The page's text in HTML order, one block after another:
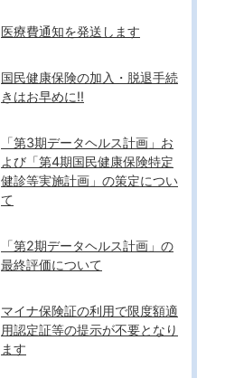
医療費通知を発送します
国民健康保険の加入・脱退手続
きはお早めに!!
「第3期データヘルス計画」お
よび「第4期国民健康保険特定
健診等実施計画」の策定につい
て
「第2期データヘルス計画」の
最終評価について
マイナ保険証の利用で限度額適
用認定証等の提示が不要となり
ます